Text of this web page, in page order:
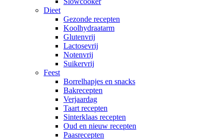
Dieet
Gezonde recepten
Koolhydraatarm
Glutenvrij
Lactosevrij
Notenvrij
Suikervrij
Feest
Borrelhapjes en snacks
Bakrecepten
Verjaardag
Taart recepten
Sinterklaas recepten
Oud en nieuw recepten
Paasrecepten